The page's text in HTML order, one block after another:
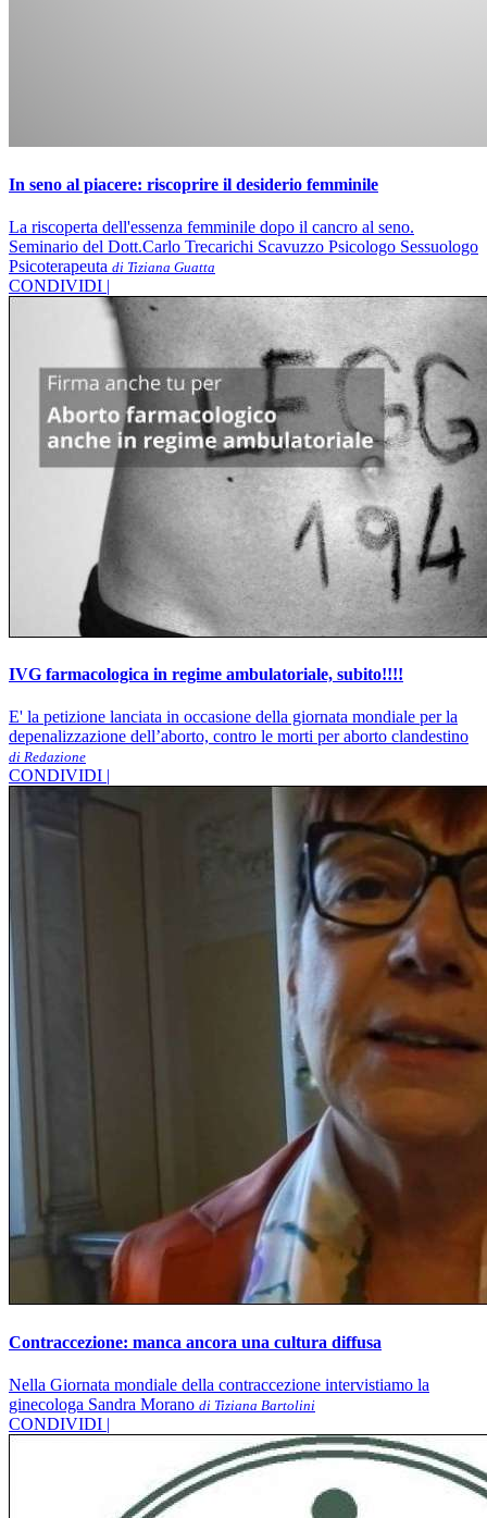
In seno al piacere: riscoprire il desiderio femminile
La riscoperta dell'essenza femminile dopo il cancro al seno.
Seminario del Dott.Carlo Trecarichi Scavuzzo Psicologo Sessuologo
Psicoterapeuta di Tiziana Guatta
CONDIVIDI |
IVG farmacologica in regime ambulatoriale, subito!!!!
E' la petizione lanciata in occasione della giornata mondiale per la
depenalizzazione dell’aborto, contro le morti per aborto clandestino
di Redazione
CONDIVIDI |
Contraccezione: manca ancora una cultura diffusa
Nella Giornata mondiale della contraccezione intervistiamo la
ginecologa Sandra Morano di Tiziana Bartolini
CONDIVIDI |